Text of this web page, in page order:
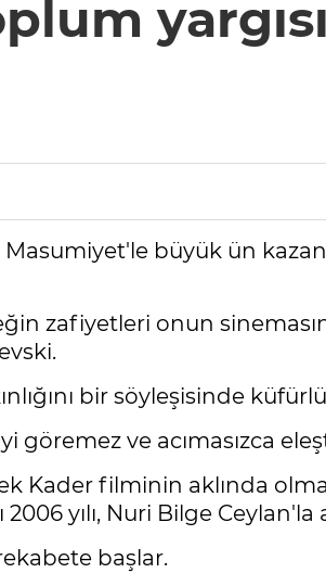
büyük ün
zafiyetleri onun
bir söyleşisinde
ve acımasızca
Kader filminin aklında
yılı, Nuri Bilge
başlar.